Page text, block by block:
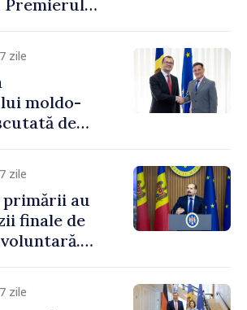
zile
moldo-
de
cu afaceri al
zile
primării au
finale de
Buzu:
primării au
zile